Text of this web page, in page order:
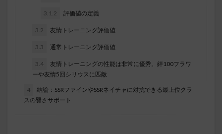
3.1.2 評価値の定義
3.2 友情トレーニング評価値
3.3 通常トレーニング評価値
3.4
友情トレーニングの性能は非常に優秀。絆100フラワ
ーや友情5回シリウスに匹敵
4
結論：SSRファインやSSRネイチャに対抗できる最上位クラ
スの賢さサポート